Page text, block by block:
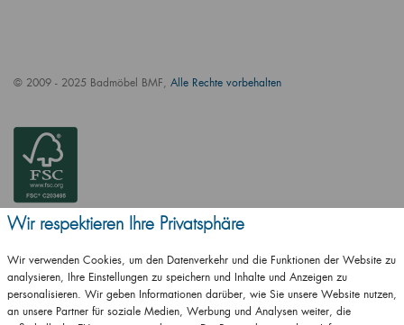
© 2009 - 2025 Badmöbel BMF, Alle Rechte vorbehalten
Wir respektieren Ihre Privatsphäre
Wir verwenden Cookies, um den Datenverkehr und die Funktionen der Website zu
analysieren, Ihre Einstellungen zu speichern und Inhalte und Anzeigen zu
personalisieren. Wir geben Informationen darüber, wie Sie unsere Website nutzen,
an unsere Partner für soziale Medien, Werbung und Analysen weiter, die